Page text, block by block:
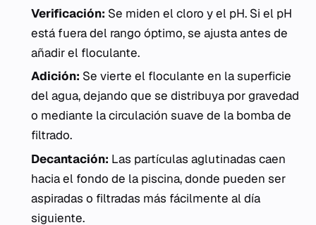
Verificación: Se miden el cloro y el pH. Si el pH
está fuera del rango óptimo, se ajusta antes de
añadir el floculante.
Adición: Se vierte el floculante en la superficie
del agua, dejando que se distribuya por gravedad
o mediante la circulación suave de la bomba de
filtrado.
Decantación: Las partículas aglutinadas caen
hacia el fondo de la piscina, donde pueden ser
aspiradas o filtradas más fácilmente al día
siguiente.